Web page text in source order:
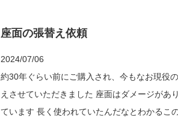
座面の張替え依頼
2024/07/06
約30年ぐらい前にご購入され、今もなお現役
えさせていただきました 座面はダメージがありますが、フレーム自体はとてもしっかりし
ています 長く使われていたんだなとわかるこの風